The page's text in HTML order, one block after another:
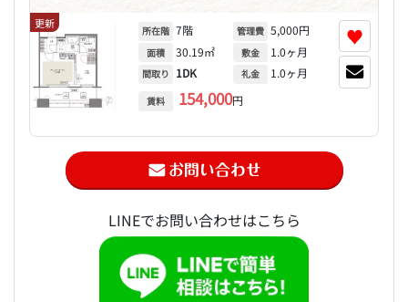
更新
所在階 7階
面積 30.19㎡
間取り 1DK
賃料 154,000円
管理費 5,000円
敷金 1.0ヶ月
礼金 1.0ヶ月
♥
LINEでお問い合わせはこちら